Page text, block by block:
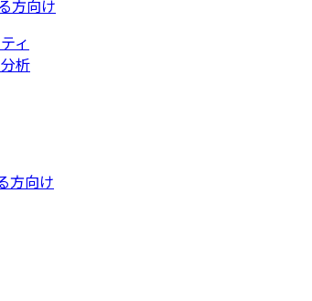
方向け
ィ
析
方向け